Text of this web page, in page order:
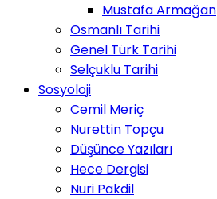
Mustafa Armağan
Osmanlı Tarihi
Genel Türk Tarihi
Selçuklu Tarihi
Sosyoloji
Cemil Meriç
Nurettin Topçu
Düşünce Yazıları
Hece Dergisi
Nuri Pakdil